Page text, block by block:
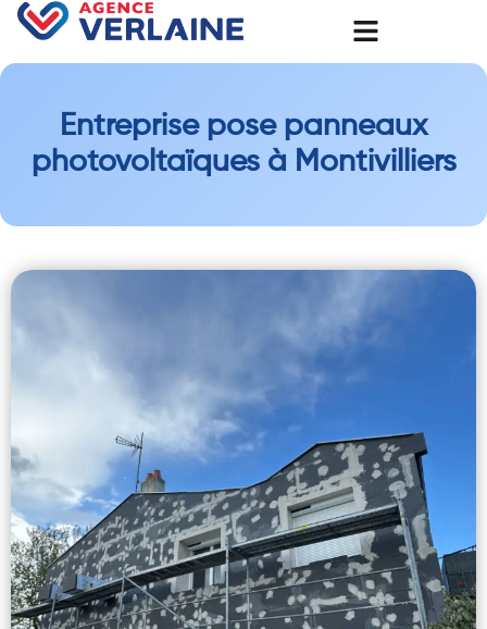
Entreprise pose panneaux
photovoltaïques à Montivilliers